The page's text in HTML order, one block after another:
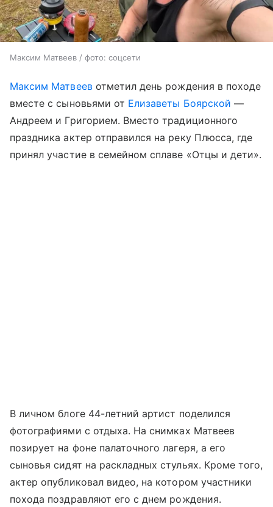
Максим Матвеев / фото: соцсети
Максим Матвеевотметил день рождения в походе
вместе с сыновьями от Елизаветы Боярской —
Андреем и Григорием. Вместо традиционного
праздника актер отправился на реку Плюсса, где
принял участие в семейном сплаве «Отцы и дети».
В личном блоге 44-летний артист поделился
фотографиями с отдыха. На снимках Матвеев
позирует на фоне палаточного лагеря, а его
сыновья сидят на раскладных стульях. Кроме того,
актер опубликовал видео, на котором участники
похода поздравляют его с днем рождения.